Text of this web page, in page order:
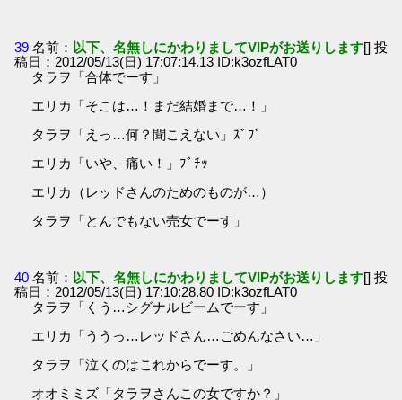
39 名前： 以下、名無しにかわりましてVIPがお送りします[] 投
稿日：2012/05/13(日) 17:07:14.13 ID:k3ozfLAT0
タラヲ「合体でーす」
エリカ「そこは…！まだ結婚まで…！」
タラヲ「えっ…何？聞こえない」ｽﾞﾌﾞ
エリカ「いや、痛い！」ﾌﾞﾁｯ
エリカ（レッドさんのためのものが…）
タラヲ「とんでもない売女でーす」
40 名前： 以下、名無しにかわりましてVIPがお送りします[] 投
稿日：2012/05/13(日) 17:10:28.80 ID:k3ozfLAT0
タラヲ「くう…シグナルビームでーす」
エリカ「ううっ…レッドさん…ごめんなさい…」
タラヲ「泣くのはこれからでーす。」
オオミミズ「タラヲさんこの女ですか？」